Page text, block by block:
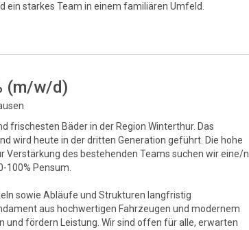
ein starkes Team in einem familiären Umfeld.
(m/w/d)
frischesten Bäder in der Region Winterthur. Das
wird heute in der dritten Generation geführt. Die hohe
des bestehenden Teams suchen wir eine/n
100% Pensum.
sowie Abläufe und Strukturen langfristig
aus hochwertigen Fahrzeugen und modernem
und fördern Leistung. Wir sind offen für alle, erwarten